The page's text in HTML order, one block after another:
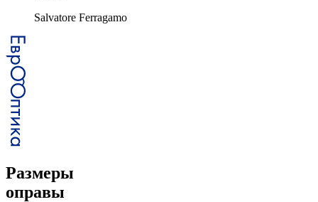
Salvatore Ferragamo
Размеры
оправы